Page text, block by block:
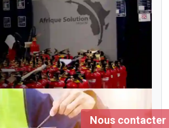
Nous contacter